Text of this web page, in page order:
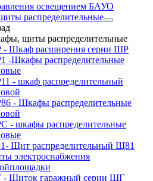
освещением БАУО
распределительные
щиты распределительные
Шкаф расширения серии ШР
-Шкафы распределительные
- шкаф распределительный
- Шкафы распределительные
- шкафы распределительные
Щит распределительный Щ81
электроснабжения
Щиток гаражный серии ЩГ